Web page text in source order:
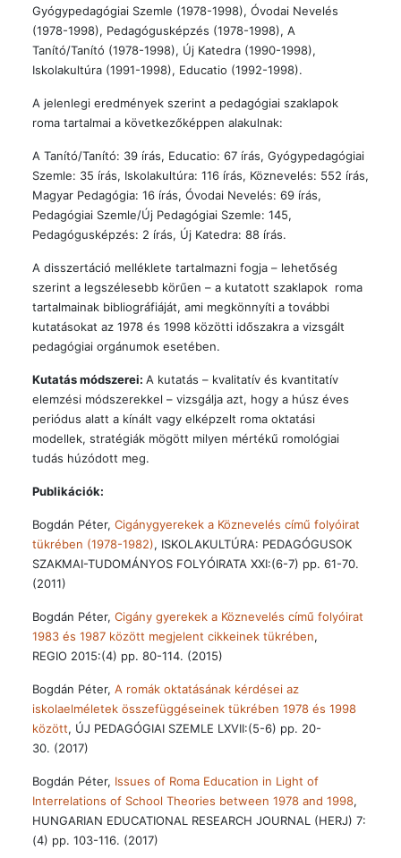
Gyógypedagógiai Szemle (1978-1998), Óvodai Nevelés
(1978-1998), Pedagógusképzés (1978-1998), A
Tanító/Tanító (1978-1998), Új Katedra (1990-1998),
Iskolakultúra (1991-1998), Educatio (1992-1998).
A jelenlegi eredmények szerint a pedagógiai szaklapok
roma tartalmai a következőképpen alakulnak:
A Tanító/Tanító: 39 írás, Educatio: 67 írás, Gyógypedagógiai
Szemle: 35 írás, Iskolakultúra: 116 írás, Köznevelés: 552 írás,
Magyar Pedagógia: 16 írás, Óvodai Nevelés: 69 írás,
Pedagógiai Szemle/Új Pedagógiai Szemle: 145,
Pedagógusképzés: 2 írás, Új Katedra: 88 írás.
A disszertáció melléklete tartalmazni fogja – lehetőség
szerint a legszélesebb körűen – a kutatott szaklapok roma
tartalmainak bibliográfiáját, ami megkönnyíti a további
kutatásokat az 1978 és 1998 közötti időszakra a vizsgált
pedagógiai orgánumok esetében.
Kutatás módszerei: A kutatás – kvalitatív és kvantitatív
elemzési módszerekkel – vizsgálja azt, hogy a húsz éves
periódus alatt a kínált vagy elképzelt roma oktatási
modellek, stratégiák mögött milyen mértékű romológiai
tudás húzódott meg.
Publikációk:
Bogdán Péter, Cigánygyerekek a Köznevelés című folyóirat
tükrében (1978-1982), ISKOLAKULTÚRA: PEDAGÓGUSOK
SZAKMAI-TUDOMÁNYOS FOLYÓIRATA XXI:(6-7) pp. 61-70.
(2011)
Bogdán Péter, Cigány gyerekek a Köznevelés című folyóirat
1983 és 1987 között megjelent cikkeinek tükrében,
REGIO 2015:(4) pp. 80-114. (2015)
Bogdán Péter, A romák oktatásának kérdései az
iskolaelméletek összefüggéseinek tükrében 1978 és 1998
között, ÚJ PEDAGÓGIAI SZEMLE LXVII:(5-6) pp. 20-
30. (2017)
Bogdán Péter, Issues of Roma Education in Light of
Interrelations of School Theories between 1978 and 1998,
HUNGARIAN EDUCATIONAL RESEARCH JOURNAL (HERJ) 7:
(4) pp. 103-116. (2017)